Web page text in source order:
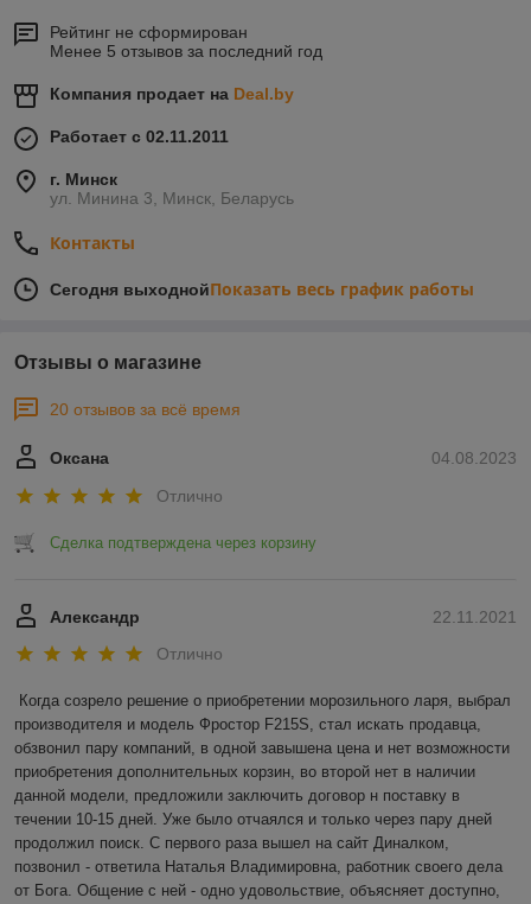
Рейтинг не сформирован
Менее 5 отзывов за последний год
Компания продает на Deal.by
Работает с 02.11.2011
г. Минск
ул. Минина 3, Минск, Беларусь
Контакты
Сегодня выходнойПоказать весь график работы
Отзывы о магазине
20 отзывов за всё время
04.08.2023
Оксана
Отлично
Сделка подтверждена через корзину
22.11.2021
Александр
Отлично
Когда созрело решение о приобретении морозильного ларя, выбрал
производителя и модель Фростор F215S, стал искать продавца,
обзвонил пару компаний, в одной завышена цена и нет возможности
приобретения дополнительных корзин, во второй нет в наличии
данной модели, предложили заключить договор н поставку в
течении 10-15 дней. Уже было отчаялся и только через пару дней
продолжил поиск. С первого раза вышел на сайт Диналком,
позвонил - ответила Наталья Владимировна, работник своего дела
от Бога. Общение с ней - одно удовольствие, объясняет доступно,